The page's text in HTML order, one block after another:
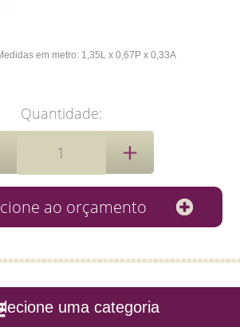
em metro:1,35L x 0,67P x 0,33A
Quantidade:
uma categoria